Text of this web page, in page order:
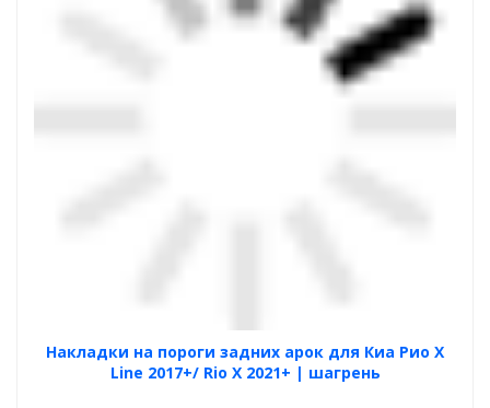
Накладки на пороги задних арок для Киа Рио X
Line 2017+/ Rio X 2021+ | шагрень